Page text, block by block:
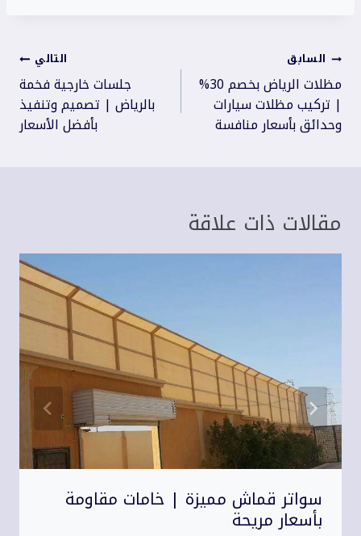
تصفّح
المقالات
السابق
مظلات الرياض بخصم 30%
| تركيب مظلات سيارات
وحدائق بأسعار منافسة
التالي
جلسات خارجية فخمة
بالرياض | تصميم وتنفيذ
بأفضل الأسعار
مقالات ذات علاقة
سواتر قماش مميزة | خامات مقاومة
بأسعار مريحة